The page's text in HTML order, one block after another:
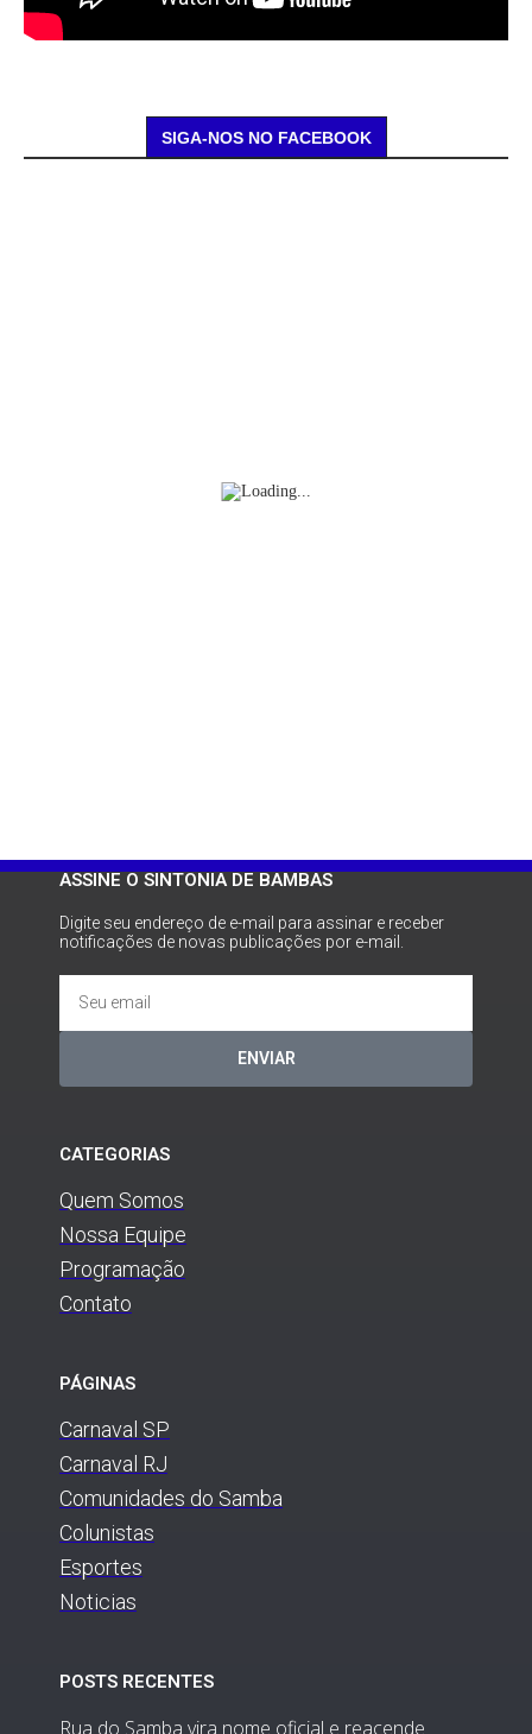
SIGA-NOS NO FACEBOOK
ASSINE O SINTONIA DE BAMBAS
Digite seu endereço de e-mail para assinar e receber
notificações de novas publicações por e-mail.
ENVIAR
CATEGORIAS
Quem Somos
Nossa Equipe
Programação
Contato
PÁGINAS
Carnaval SP
Carnaval RJ
Comunidades do Samba
Colunistas
Esportes
Noticias
POSTS RECENTES
Rua do Samba vira nome oficial e reacende